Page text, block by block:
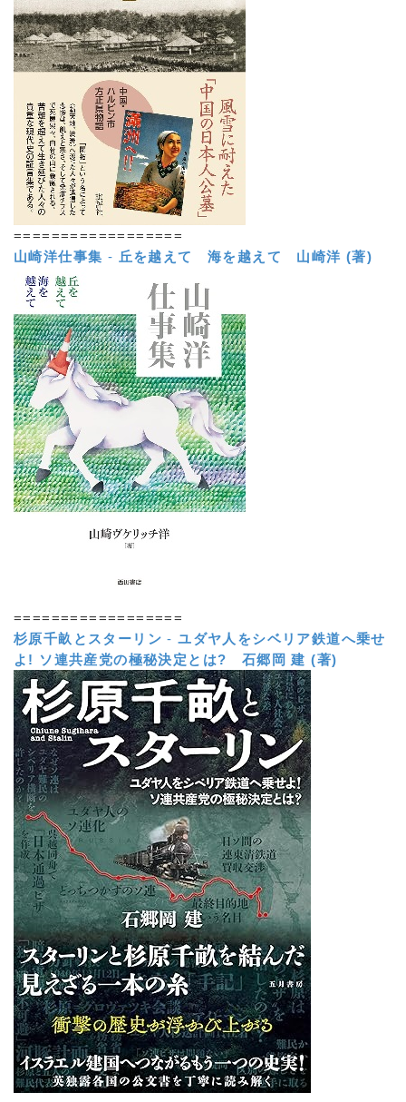
==================
山崎洋仕事集 - 丘を越えて 海を越えて 山崎洋 (著)
==================
杉原千畝とスターリン -ユダヤ人をシベリア鉄道へ乗せ
よ! ソ連共産党の極秘決定とは?
石郷岡 建 (著)